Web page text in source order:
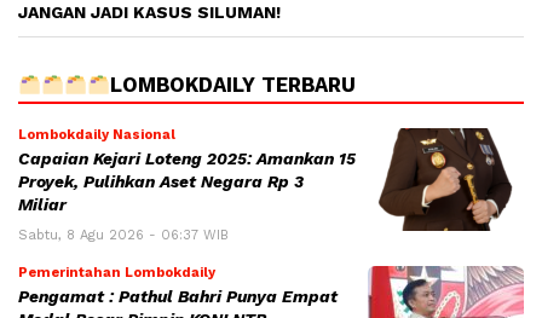
JANGAN JADI KASUS SILUMAN!
LOMBOKDAILY TERBARU
Lombokdaily Nasional
Capaian Kejari Loteng 2025: Amankan 15
Proyek, Pulihkan Aset Negara Rp 3
Miliar
Sabtu, 8 Agu 2026 - 06:37 WIB
Pemerintahan Lombokdaily
Pengamat : Pathul Bahri Punya Empat